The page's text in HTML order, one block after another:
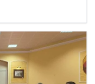
Католицької